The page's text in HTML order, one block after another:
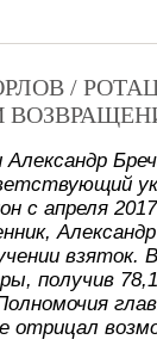
/
с апреля
взяток.
получив
отрицал